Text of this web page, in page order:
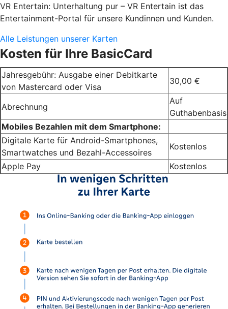
VR Entertain: Unterhaltung pur – VR Entertain ist das
Entertainment-Portal für unsere Kundinnen und Kunden.
Alle Leistungen unserer Karten
Kosten für Ihre BasicCard
Jahresgebühr: Ausgabe einer Debitkarte
von Mastercard oder Visa
30,00 €
Abrechnung
Auf
Guthabenbasis
Mobiles Bezahlen mit dem Smartphone:
Digitale Karte für Android-Smartphones,
Smartwatches und Bezahl-Accessoires
Kostenlos
Apple Pay
Kostenlos